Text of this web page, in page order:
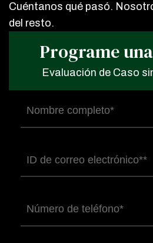
Cuéntanos qué pasó.
del resto.
Programe
Evaluación de Caso
Nombre
completo(Obligatorio)
Correo
electrónico(Obligatorio)
Número
de